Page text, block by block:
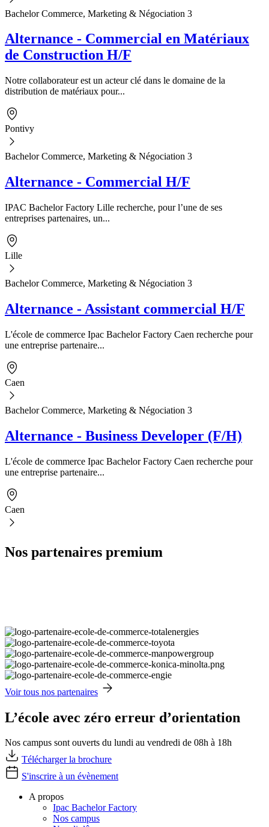
Bachelor Commerce, Marketing & Négociation 3
Alternance - Commercial en Matériaux
de Construction H/F
Notre collaborateur est un acteur clé dans le domaine de la
distribution de matériaux pour...
Pontivy
Bachelor Commerce, Marketing & Négociation 3
Alternance - Commercial H/F
IPAC Bachelor Factory Lille recherche, pour l’une de ses
entreprises partenaires, un...
Lille
Bachelor Commerce, Marketing & Négociation 3
Alternance - Assistant commercial H/F
L'école de commerce Ipac Bachelor Factory Caen recherche pour
une entreprise partenaire...
Caen
Bachelor Commerce, Marketing & Négociation 3
Alternance - Business Developer (F/H)
L'école de commerce Ipac Bachelor Factory Caen recherche pour
une entreprise partenaire...
Caen
Nos partenaires premium
Voir tous nos partenaires
L’école avec zéro erreur d’orientation
Nos campus sont ouverts du lundi au vendredi de 08h à 18h
Télécharger la brochure
S'inscrire à un évènement
A propos
Ipac Bachelor Factory
Nos campus